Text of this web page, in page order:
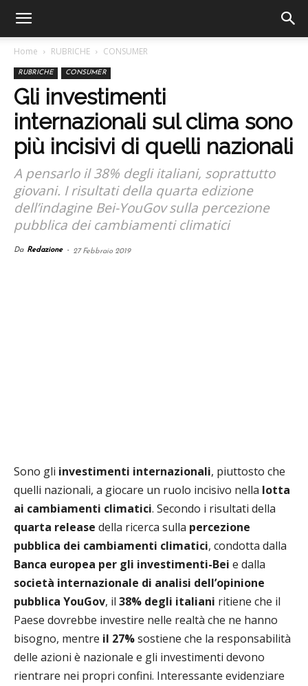
Home RUBRICHE CONSUMER
RUBRICHE CONSUMER
Gli investimenti
internazionali sul clima sono
più incisivi di quelli nazionali
A pensarlo il 38% degli italiani, soprattutto
giovani. I risultati della quarta edizione
dell’indagine Bei-YouGov sulla percezione
pubblica dei cambiamenti climatici
Da Redazione - 27 Febbraio 2019
Sono gli investimenti internazionali, piuttosto che
quelli nazionali, a giocare un ruolo incisivo nella lotta
ai cambiamenti climatici. Secondo i risultati della
quarta release della ricerca sulla percezione
pubblica dei cambiamenti climatici, condotta dalla
Banca europea per gli investimenti-Bei e dalla
società internazionale di analisi dell’opinione
pubblica YouGov, il 38% degli italiani ritiene che il
Paese dovrebbe investire nelle realtà che ne hanno
bisogno, mentre il 27%sostiene che la responsabilità
delle azioni è nazionale e gli investimenti devono
rientrare nei propri confini. Interessante evidenziare